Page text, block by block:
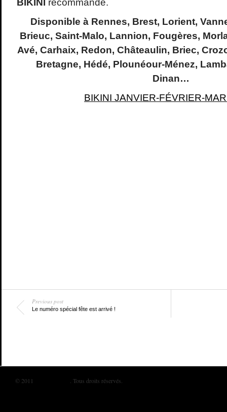
BIKINI recommande.
Disponible à Rennes, Brest, Lorient,
Brieuc, Saint-Malo, Lannion, Fougères,
Avé, Carhaix, Redon, Châteaulin, Briec,
Bretagne, Hédé, Plounéour-Ménez,
Dinan…
BIKINI JANVIER-FÉVRIER-
Previous post
Le numéro spécial fête est arrivé !
© 2011 . Tous droits réservés.